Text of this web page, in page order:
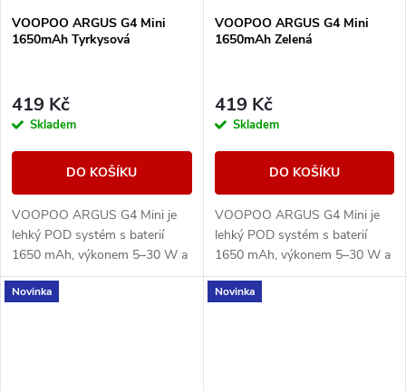
VOOPOO ARGUS G4 Mini
1650mAh Tyrkysová
419 Kč
Skladem
DO KOŠÍKU
VOOPOO ARGUS G4 Mini je
lehký POD systém s baterií
1650 mAh, výkonem 5–30 W a
Multi-Ohm cartridgí 0,7/1,0
ohm pro MTL i volnější RDL
VOOPOO ARGUS G4 Mini
1650mAh Zelená
419 Kč
Skladem
DO KOŠÍKU
VOOPOO ARGUS G4 Mini je
lehký POD systém s baterií
1650 mAh, výkonem 5–30 W a
Multi-Ohm cartridgí 0,7/1,0
ohm pro MTL i volnější RDL
Novinka Novinka